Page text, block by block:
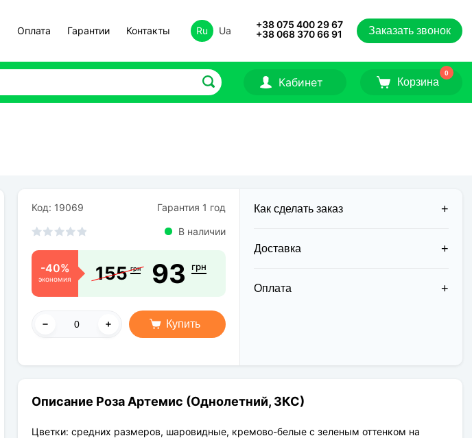
Оплата Гарантии Контакты Ru Ua
+38 075 400 29 67
+38 068 370 66 91
Заказать звонок
Кабинет Корзина
0
Код: 19069 Гарантия 1 год
В наличии
-40%
экономия 155 грн 93 грн
Купить
Как сделать заказ
Доставка
осуществляется двумя курьерскими
службами:
Оплата
Описание Роза Артемис (Однолетний, ЗКС)
Цветки: средних размеров, шаровидные, кремово-белые с зеленым оттенком на